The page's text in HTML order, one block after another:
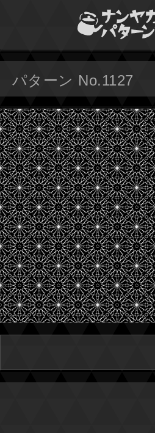
パターン No.1127